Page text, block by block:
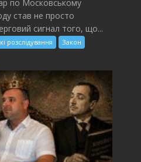
по Московському
став не просто
сигнал того, що...
розслідування
Закон